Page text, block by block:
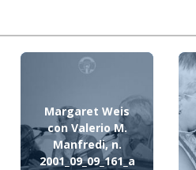
Margaret Weis
con Valerio M.
Manfredi, n.
2001_09_09_161_a